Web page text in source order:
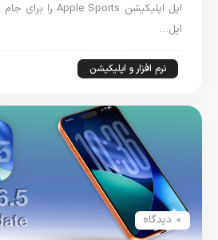
اپل…
نرم افزار و اپلیکیشن
0 دیدگاه